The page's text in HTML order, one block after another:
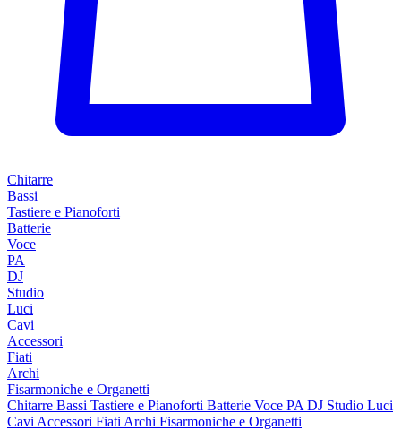
Chitarre
Bassi
Tastiere e Pianoforti
Batterie
Voce
PA
DJ
Studio
Luci
Cavi
Accessori
Fiati
Archi
Fisarmoniche e Organetti
Chitarre Bassi Tastiere e Pianoforti Batterie Voce PA DJ Studio Luci
Cavi Accessori Fiati Archi Fisarmoniche e Organetti